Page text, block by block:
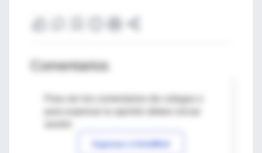
Comentarios
Para ver los comentarios de colegas o
Ingresar a IntraMed